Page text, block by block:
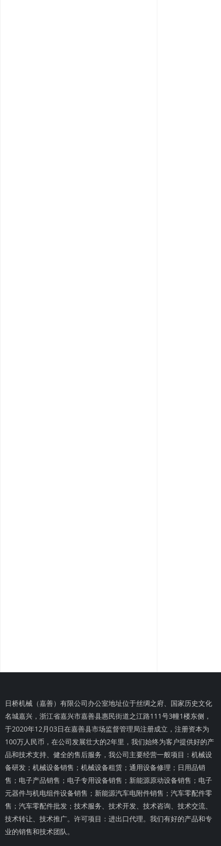
日桥机械（嘉善）有限公司办公室地址位于丝绸之府、国家历史文化
名城嘉兴，浙江省嘉兴市嘉善县惠民街道之江路111号3幢1楼东侧，
于2020年12月03日在嘉善县市场监督管理局注册成立，注册资本为
100万人民币，在公司发展壮大的2年里，我们始终为客户提供好的产
品和技术支持、健全的售后服务，我公司主要经营一般项目：机械设
备研发；机械设备销售；机械设备租赁；通用设备修理；日用品销
售；电子产品销售；电子专用设备销售；新能源原动设备销售；电子
元器件与机电组件设备销售；新能源汽车电附件销售；汽车零配件零
售；汽车零配件批发；技术服务、技术开发、技术咨询、技术交流、
技术转让、技术推广。许可项目：进出口代理。我们有好的产品和专
业的销售和技术团队。